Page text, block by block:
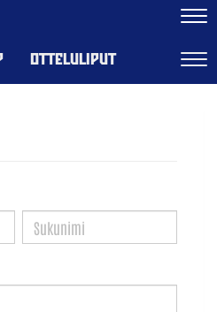
OTTELULIPUT